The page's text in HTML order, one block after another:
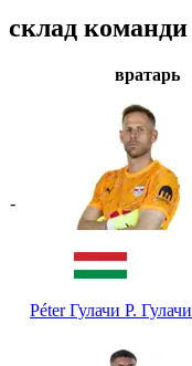
склад команди
вратарь
-
Péter Гулачи P. Гулачи